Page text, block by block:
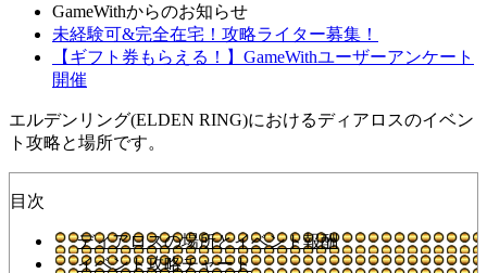
GameWithからのお知らせ
未経験可&完全在宅！攻略ライター募集！
【ギフト券もらえる！】GameWithユーザーアンケート
開催
エルデンリング(ELDEN RING)におけるディアロスのイベン
ト攻略と場所です。
目次
ディアロスの場所とイベント報酬
イベント攻略チャート